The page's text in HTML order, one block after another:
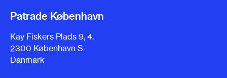
Patrade København
Kay Fiskers Plads 9, 4.
2300 København S
Danmark